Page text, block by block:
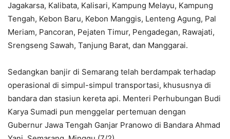
Jagakarsa, Kalibata, Kalisari, Kampung Melayu, Kampung
Tengah, Kebon Baru, Kebon Manggis, Lenteng Agung, Pal
Meriam, Pancoran, Pejaten Timur, Pengadegan, Rawajati,
Srengseng Sawah, Tanjung Barat, dan Manggarai.
Sedangkan banjir di Semarang telah berdampak terhadap
operasional di simpul-simpul transportasi, khususnya di
bandara dan stasiun kereta api. Menteri Perhubungan Budi
Karya Sumadi pun menggelar pertemuan dengan
Gubernur Jawa Tengah Ganjar Pranowo di Bandara Ahmad